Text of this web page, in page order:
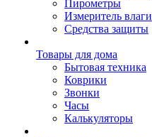
Пирометры
Измеритель влаги
Средства защиты
Товары для дома
Бытовая техника
Коврики
Звонки
Часы
Калькуляторы